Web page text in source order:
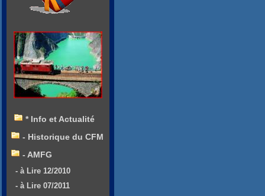
* Info et Actualité
- Historique du CFM
- AMFG
- à Lire 12/2010
- à Lire 07/2011